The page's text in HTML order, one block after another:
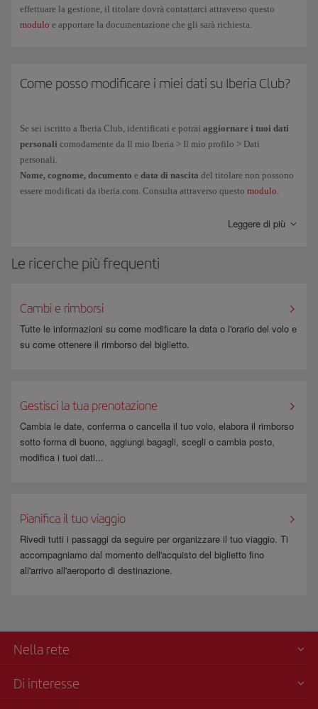
effettuare la gestione, il titolare dovrà contattarci attraverso questo
modulo e apportare la documentazione che gli sarà richiesta.
Come posso modificare i miei dati su Iberia Club?
Se sei iscritto a Iberia Club, identificati e potrai aggiornare i tuoi dati
personali comodamente da Il mio Iberia > Il mio profilo > Dati
personali.
Nome, cognome, documento e data di nascita del titolare non possono
essere modificati da iberia.com. Consulta attraverso questo modulo.
Leggere di più
Le ricerche più frequenti
Cambi e rimborsi
Tutte le informazioni su come modificare la data o l'orario del volo e
su come ottenere il rimborso del biglietto.
Gestisci la tua prenotazione
Cambia le date, conferma o cancella il tuo volo, elabora il rimborso
sotto forma di buono, aggiungi bagagli, scegli o cambia posto,
modifica i tuoi dati...
Pianifica il tuo viaggio
Rivedi tutti i passaggi da seguire per organizzare il tuo viaggio. Ti
accompagniamo dal momento dell'acquisto del biglietto fino
all'arrivo all'aeroporto di destinazione.
Nella rete
Di interesse